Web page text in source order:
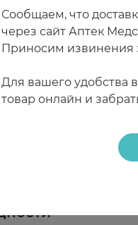
Сообщаем, что
через сайт Аптек
Приносим извинения
Для вашего удобства
товар онлайн и